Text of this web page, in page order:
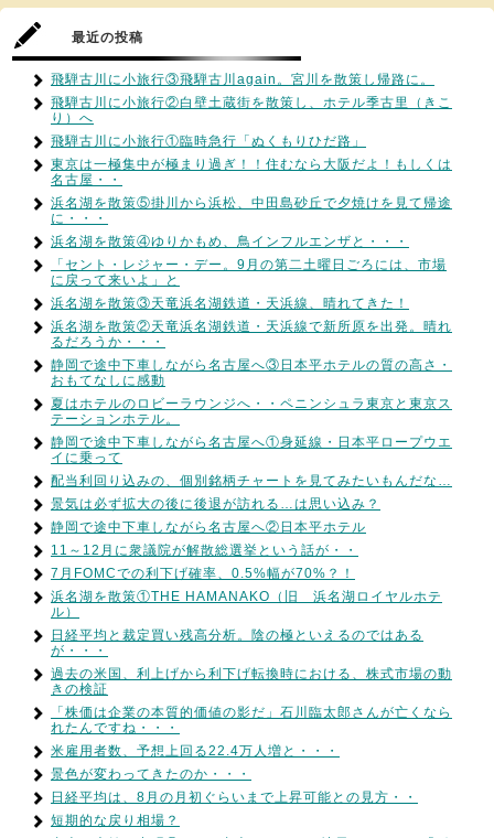
最近の投稿
飛騨古川に小旅行③飛騨古川again。宮川を散策し帰路に。
飛騨古川に小旅行②白壁土蔵街を散策し、ホテル季古里（きこ
り）へ
飛騨古川に小旅行①臨時急行「ぬくもりひだ路」
東京は一極集中が極まり過ぎ！！住むなら大阪だよ！もしくは
名古屋・・
浜名湖を散策⑤掛川から浜松、中田島砂丘で夕焼けを見て帰途
に・・・
浜名湖を散策④ゆりかもめ、鳥インフルエンザと・・・
「セント・レジャー・デー。9月の第二土曜日ごろには、市場
に戻って来いよ」と
浜名湖を散策③天竜浜名湖鉄道・天浜線、晴れてきた！
浜名湖を散策②天竜浜名湖鉄道・天浜線で新所原を出発。晴れ
るだろうか・・・
静岡で途中下車しながら名古屋へ③日本平ホテルの質の高さ・
おもてなしに感動
夏はホテルのロビーラウンジへ・・ペニンシュラ東京と東京ス
テーションホテル。
静岡で途中下車しながら名古屋へ①身延線・日本平ロープウエ
イに乗って
配当利回り込みの、個別銘柄チャートを見てみたいもんだな…
景気は必ず拡大の後に後退が訪れる…は思い込み？
静岡で途中下車しながら名古屋へ②日本平ホテル
11～12月に衆議院が解散総選挙という話が・・
7月FOMCでの利下げ確率、0.5%幅が70%？！
浜名湖を散策①THE HAMANAKO（旧 浜名湖ロイヤルホテ
ル）
日経平均と裁定買い残高分析。陰の極といえるのではある
が・・・
過去の米国、利上げから利下げ転換時における、株式市場の動
きの検証
「株価は企業の本質的価値の影だ」石川臨太郎さんが亡くなら
れたんですね・・・
米雇用者数、予想上回る22.4万人増と・・・
景色が変わってきたのか・・・
日経平均は、8月の月初ぐらいまで上昇可能との見方・・
短期的な戻り相場？